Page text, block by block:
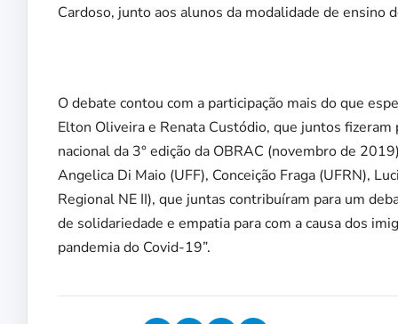
Cardoso, junto aos alunos da modalidade de ensino
O debate contou com a participação mais do que
Elton Oliveira e Renata Custódio, que juntos
nacional da 3° edição da OBRAC (novembro de
Angelica Di Maio (UFF), Conceição Fraga (UFRN),
Regional NE II), que juntas contribuíram para um
de solidariedade e empatia para com a causa dos
pandemia do Covid-19”.